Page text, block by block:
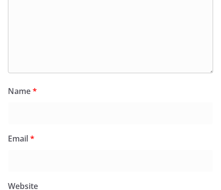
Name*
Email*
Website